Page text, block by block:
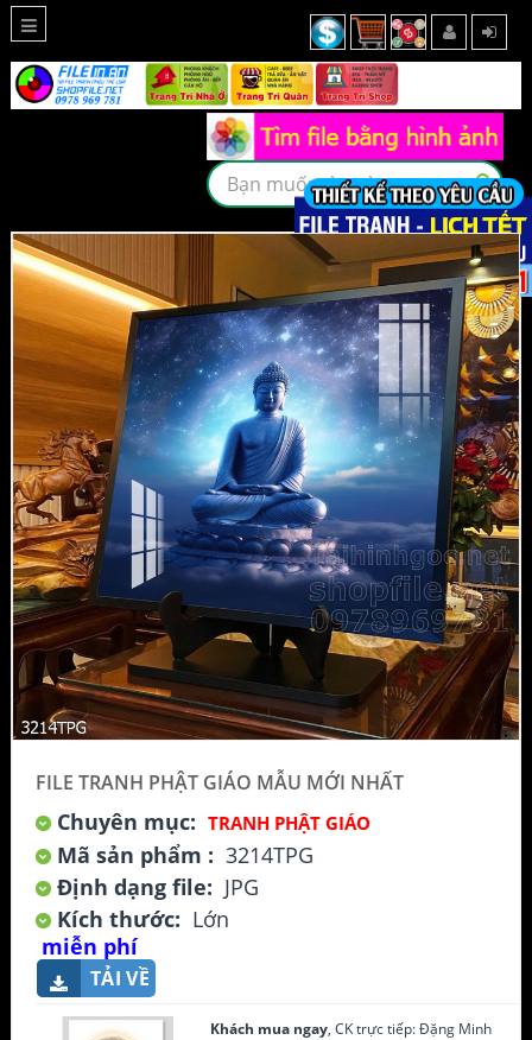
FILE TRANH PHẬT GIÁO MẪU MỚI NHẤT
Chuyên mục: TRANH PHẬT GIÁO
Mã sản phẩm : 3214TPG
Định dạng file: JPG
Kích thước: Lớn
miễn phí
TẢI VỀ
Khách mua ngay, CK trực tiếp: Đặng Minh